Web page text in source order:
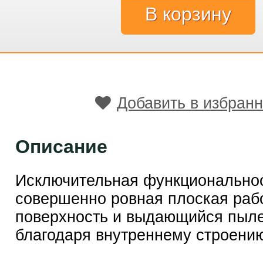
Добавить в
Описание
Исключительная
совершенно ровная плоская
поверхность и выдающийся
благодаря внутреннему